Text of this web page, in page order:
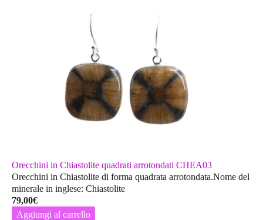
Orecchini in Chiastolite quadrati arrotondati CHEA03
Orecchini in Chiastolite di forma quadrata arrotondata.Nome del
minerale in inglese: Chiastolite
79,00€
Aggiungi al carrello